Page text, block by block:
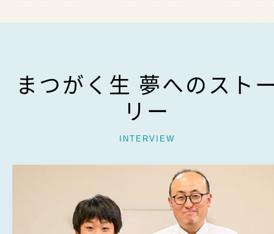
まつがく生 夢へのスト
リー
INTERVIEW